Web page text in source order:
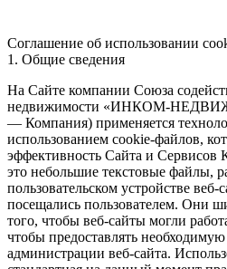
Соглашение об использовании
1. Общие сведения
На Сайте компании Союза
недвижимости «ИНКОМ-
— Компания) применяется
использованием cookie-файлов,
эффективность Сайта и
это небольшие текстовые файлы,
пользовательском устройстве веб-
посещались пользователем. Они
того, чтобы веб-сайты могли
чтобы предоставлять
администрации веб-сайта.